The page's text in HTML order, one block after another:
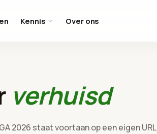
Kennis Over ons
verhuisd
2026 staat voortaan op een eigen URL